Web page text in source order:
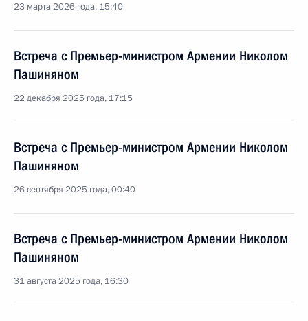
23 марта 2026 года, 15:40
Встреча с Премьер-министром Армении Николом
Пашиняном
22 декабря 2025 года, 17:15
Встреча с Премьер-министром Армении Николом
Пашиняном
26 сентября 2025 года, 00:40
Встреча с Премьер-министром Армении Николом
Пашиняном
31 августа 2025 года, 16:30